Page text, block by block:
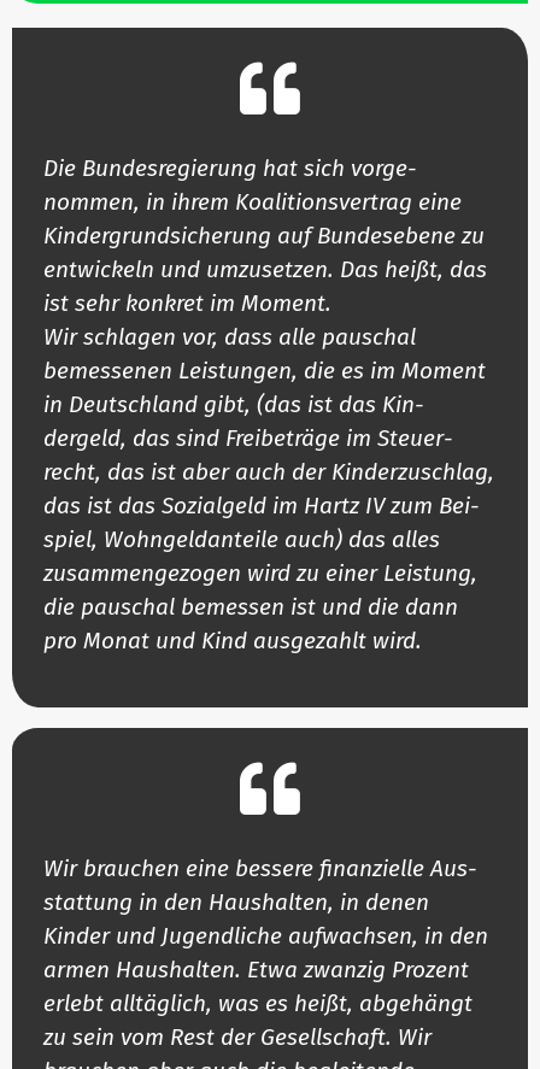
Die Bun­des­re­gierung hat sich vor­ge­
nommen, in ihrem Koali­ti­ons­vertrag eine
Kin­der­grund­si­cherung auf Bun­des­ebene zu
ent­wi­ckeln und umzu­setzen. Das heißt, das
ist sehr konkret im Moment.
Wir schlagen vor, dass alle pau­schal
bemes­senen Leis­tungen, die es im Moment
in Deutschland gibt, (das ist das Kin­
dergeld, das sind Frei­be­träge im Steu­er­
recht, das ist aber auch der Kin­der­zu­schlag,
das ist das Sozi­algeld im Hartz IV zum Bei­
spiel, Wohn­geld­an­teile auch) das alles
zusam­men­ge­zogen wird zu einer Leistung,
die pau­schal bemessen ist und die dann
pro Monat und Kind aus­ge­zahlt wird.
Wir brauchen eine bessere finan­zielle Aus­
stattung in den Haus­halten, in denen
Kinder und Jugend­liche auf­wachsen, in den
armen Haus­halten. Etwa zwanzig Prozent
erlebt all­täglich, was es heißt, abge­hängt
zu sein vom Rest der Gesell­schaft. Wir